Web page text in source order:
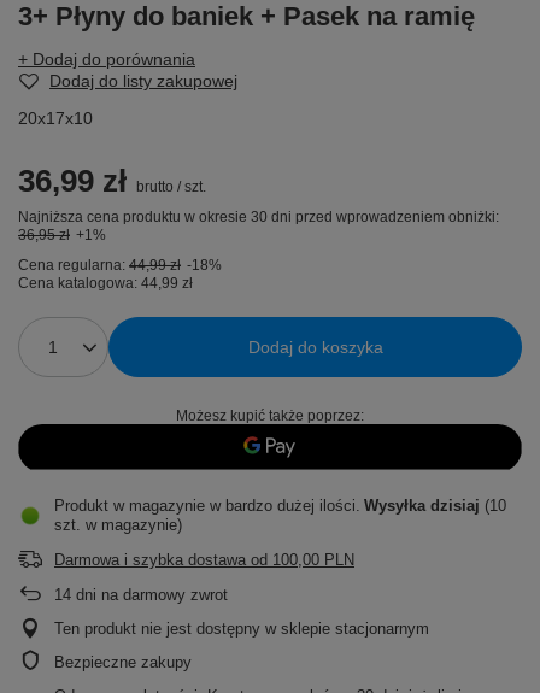
3+ Płyny do baniek + Pasek na ramię
+ Dodaj do porównania
Dodaj do listy zakupowej
20x17x10
36,99 zł brutto / szt.
Najniższa cena produktu w okresie 30 dni przed wprowadzeniem obniżki:
36,95 zł +1%
Cena regularna: 44,99 zł -18%
Cena katalogowa: 44,99 zł
Dodaj do koszyka
Możesz kupić także poprzez:
Produkt w magazynie w bardzo dużej ilości Wysyłka dzisiaj (10
szt. w magazynie)
Darmowa i szybka dostawa od 100,00 PLN
14 dni na darmowy zwrot
Ten produkt nie jest dostępny w sklepie stacjonarnym
Bezpieczne zakupy